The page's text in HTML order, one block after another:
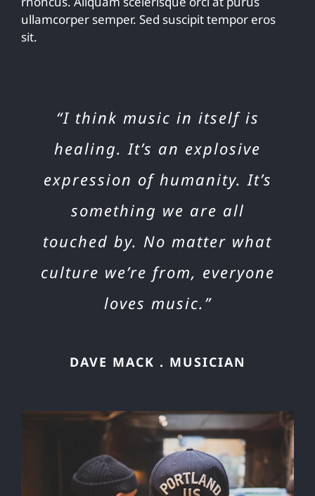
ullamcorper semper. Sed suscipit tempor eros
sit.
“I think music in itself is
healing. It’s an explosive
expression of humanity. It’s
something we are all
touched by. No matter what
culture we’re from, everyone
loves music.”
DAVE MACK . MUSICIAN